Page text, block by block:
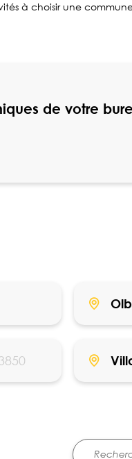
à choisir une
de votre